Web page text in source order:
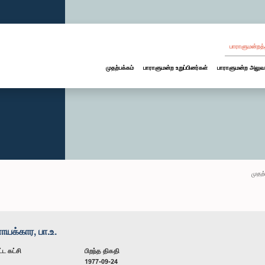
முதற்பக்கம் பாராளுமன்ற உறுப்பினர்கள் பாராளுமன்ற
பா.உ.
கட்சி
பிறந்த திகதி
1977-09-24